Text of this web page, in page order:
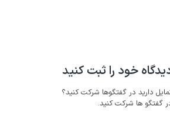
خود را ثبت کنید
دارید در گفتگوها شرکت کنید؟
گفتگو ها شرکت کنید.